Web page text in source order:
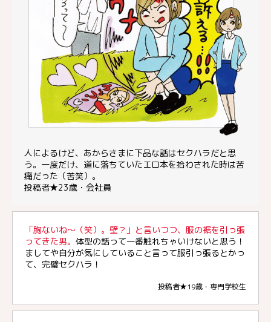
人によるけど、あからさまに下品な話はセクハラだと思
う。一度だけ、道に落ちていたエロ本を拾わされた時は苦
痛だった（苦笑）。
投稿者★23歳・会社員
「胸ないね〜（笑）。壁？」と言いつつ、服の裾を引っ張
ってきた男。 体型の話って一番触れちゃいけないと思う！
ましてや自分が気にしていること言って服引っ張るとかっ
て、完璧セクハラ！
投稿者★19歳・専門学校生